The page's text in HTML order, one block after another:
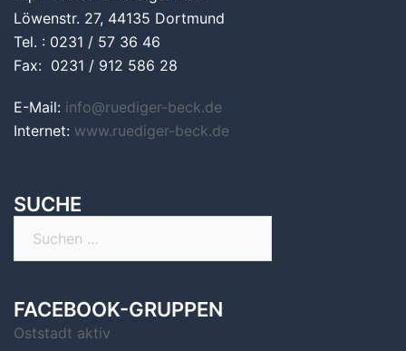
Löwenstr. 27, 44135 Dortmund
Tel. : 0231 / 57 36 46
Fax: 0231 / 912 586 28
E-Mail: info@ruediger-beck.de
Internet: www.ruediger-beck.de
SUCHE
FACEBOOK-GRUPPEN
Oststadt aktiv